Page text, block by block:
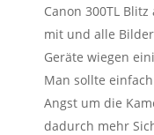
Canon 300TL
mit und alle
Geräte wiegen
Man sollte
Angst um die
dadurch mehr